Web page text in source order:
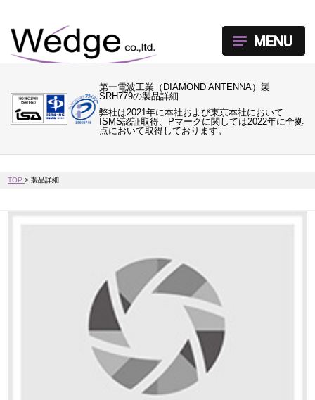
第一電波工業（DIAMOND ANTENNA）製
SRH779の製品詳細
弊社は2021年に本社および東京本社において
ISMS認証取得、Pマークに関しては2022年に全拠
点において取得しております。
MENU
TOP>製品詳細